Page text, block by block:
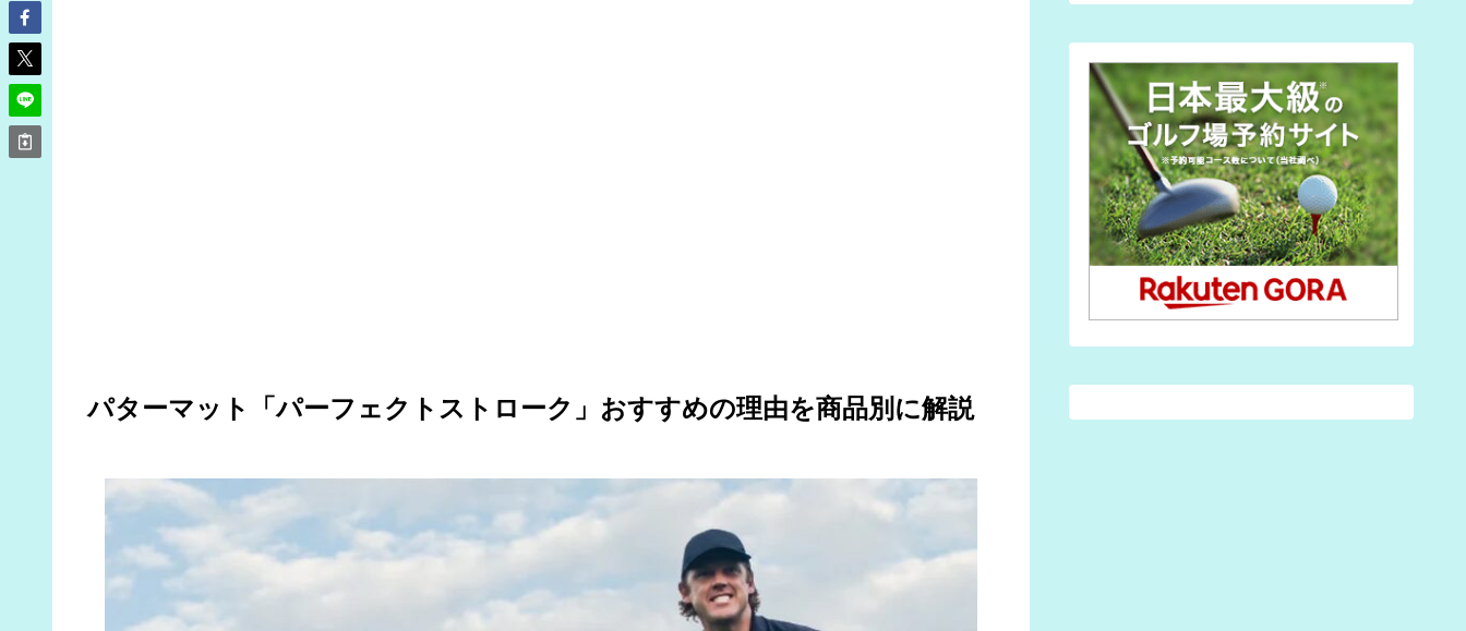
パターマット「パーフェクトストローク」おすすめの理由を商品別に解説
(3)
(7)
(7)
(1)
(2)
(28)